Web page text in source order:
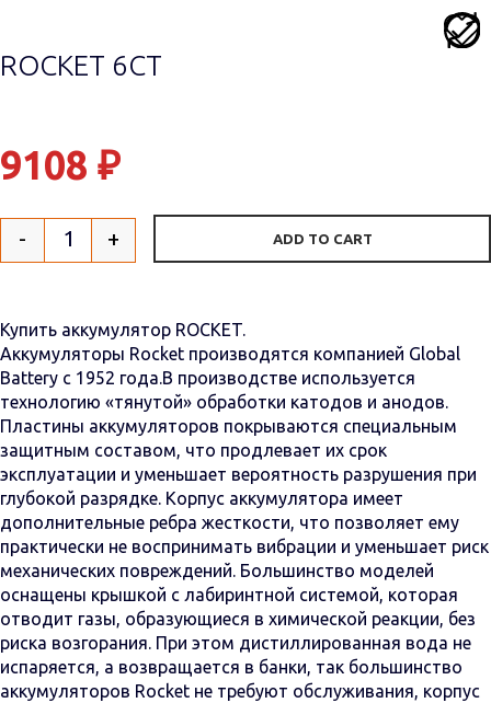
ROCKET 6СТ
9108 ₽
Quantity
- + ADD TO CART
Купить аккумулятор ROCKET.
Аккумуляторы Rocket производятся компанией Global
Battery с 1952 года.В производстве используется
технологию «тянутой» обработки катодов и анодов.
Пластины аккумуляторов покрываются специальным
защитным составом, что продлевает их срок
эксплуатации и уменьшает вероятность разрушения при
глубокой разрядке. Корпус аккумулятора имеет
дополнительные ребра жесткости, что позволяет ему
практически не воспринимать вибрации и уменьшает риск
механических повреждений. Большинство моделей
оснащены крышкой с лабиринтной системой, которая
отводит газы, образующиеся в химической реакции, без
риска возгорания. При этом дистиллированная вода не
испаряется, а возвращается в банки, так большинство
аккумуляторов Rocket не требуют обслуживания, корпус